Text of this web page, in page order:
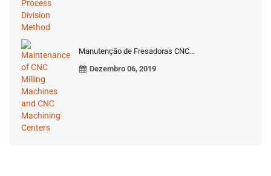
Manutenção de Fresadoras CNC...
Dezembro 06, 2019